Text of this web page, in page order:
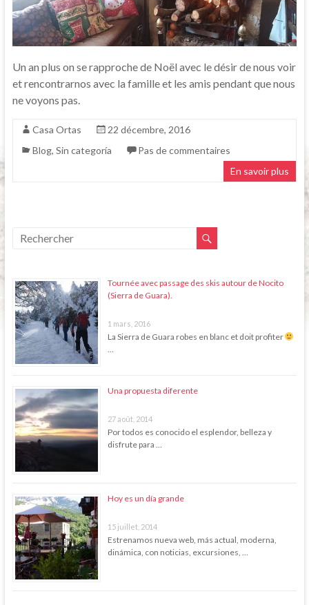
Un an plus on se rapproche de Noël avec le désir de nous voir
et rencontrarnos avec la famille et les amis pendant que nous
ne voyons pas.
Casa Ortas
22 décembre, 2016
Blog, Sin categoría
Pas de commentaires
En savoir plus
Tournée avec passage des skis autour de Nocito
(Sierra de Guara).
1 mars, 2016
La Sierra de Guara robes en blanc et doit profiter
Una propuesta diferente
27 août, 2014
Por todos es conocido el esplendor, belleza y
disfrute para …
Hoy es un día grande
15 juillet, 2014
Estrenamos nueva web, más actual, moderna,
dinámica, con noticias, excursiones, …